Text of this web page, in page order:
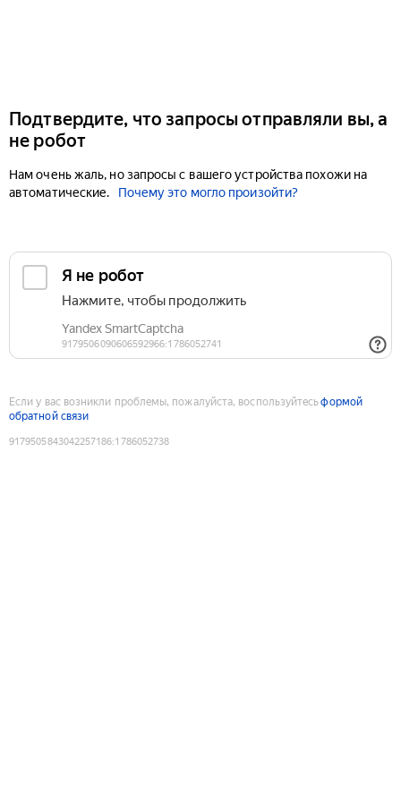
Подтвердите, что запросы отправляли вы, а
не робот
Нам очень жаль, но запросы с вашего устройства похожи на
автоматические.
Почему это могло произойти?
Если у вас возникли проблемы, пожалуйста, воспользуйтесьформой
обратной связи
9179505843042257186:1786052738